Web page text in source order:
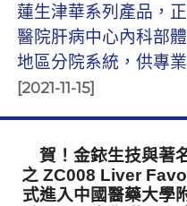
蓮生津華系列產品，
醫院肝病中心內科部
地區分院系統，供專
[2021-11-15]
賀！金銥生技與著
之 ZC008 Liver
式進入中國醫藥大學